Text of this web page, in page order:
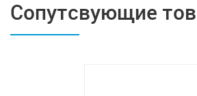
Сопутсвующие